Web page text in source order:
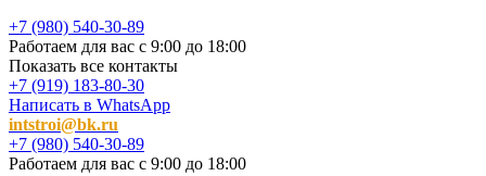
+7 (980) 540-30-89
Работаем для вас с 9:00 до 18:00
Показать все контакты
+7 (919) 183-80-30
Написать в WhatsApp
intstroi@bk.ru
+7 (980) 540-30-89
Работаем для вас с 9:00 до 18:00